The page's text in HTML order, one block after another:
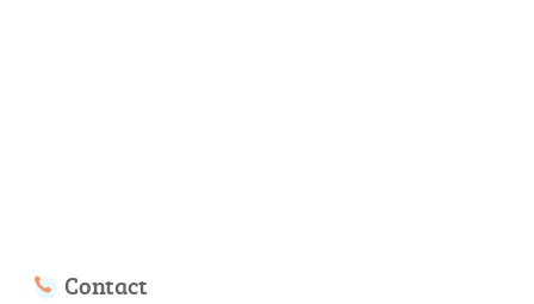
Contact